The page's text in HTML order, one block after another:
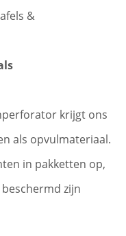
&
krijgt ons
als opvulmateriaal.
in pakketten op,
zijn